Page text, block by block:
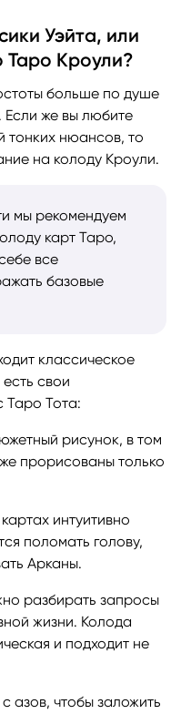
Уэйта, или
Таро Кроули?
больше по душе
Если же вы любите
тонких нюансов, то
на колоду Кроули.
мы рекомендуем
карт Таро,
все
базовые
классическое
свои
Таро Тота:
рисунок, в том
прорисованы только
интуитивно
поломать голову,
Арканы.
разбирать запросы
жизни. Колода
и подходит не
азов, чтобы заложить